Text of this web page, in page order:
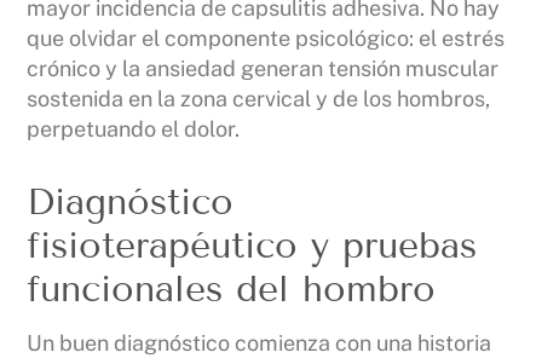
mayor incidencia de capsulitis adhesiva. No hay
que olvidar el componente psicológico: el estrés
crónico y la ansiedad generan tensión muscular
sostenida en la zona cervical y de los hombros,
perpetuando el dolor.
Diagnóstico
fisioterapéutico y pruebas
funcionales del hombro
Un buen diagnóstico comienza con una historia